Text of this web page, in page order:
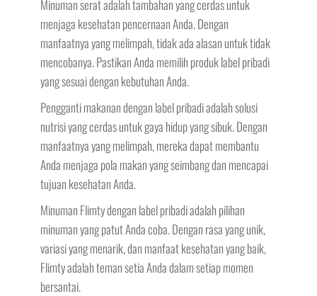
Minuman serat adalah tambahan yang cerdas untuk
menjaga kesehatan pencernaan Anda. Dengan
manfaatnya yang melimpah, tidak ada alasan untuk tidak
mencobanya. Pastikan Anda memilih produk label pribadi
yang sesuai dengan kebutuhan Anda.
Pengganti makanan dengan label pribadi adalah solusi
nutrisi yang cerdas untuk gaya hidup yang sibuk. Dengan
manfaatnya yang melimpah, mereka dapat membantu
Anda menjaga pola makan yang seimbang dan mencapai
tujuan kesehatan Anda.
Minuman Flimty dengan label pribadi adalah pilihan
minuman yang patut Anda coba. Dengan rasa yang unik,
variasi yang menarik, dan manfaat kesehatan yang baik,
Flimty adalah teman setia Anda dalam setiap momen
bersantai.